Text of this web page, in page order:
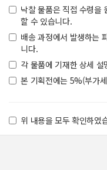
낙찰 물품은 직접 수령을
할 수 있습니다.
배송 과정에서 발생하는
니다.
각 물품에 기재한 상세
본 기획전에는 5%(부가
위 내용을 모두 확인하였